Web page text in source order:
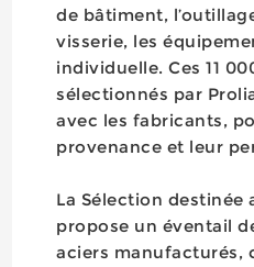
de bâtiment,
visserie, les
individuelle. Ces 11
sélectionnés par
avec les fabricants,
provenance et leur
La Sélection destinée
propose un éventail
aciers manufacturés,